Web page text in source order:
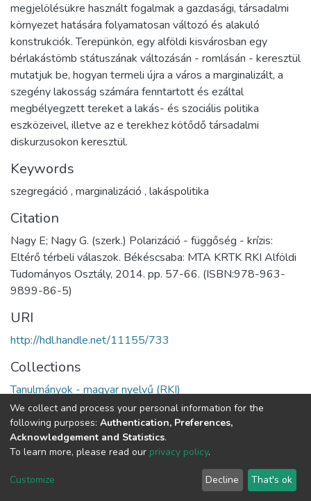
megjelölésükre használt fogalmak a gazdasági, társadalmi
környezet hatására folyamatosan változó és alakuló
konstrukciók. Terepünkön, egy alföldi kisvárosban egy
bérlakástömb státuszának változásán - romlásán - keresztül
mutatjuk be, hogyan termeli újra a város a marginalizált, a
szegény lakosság számára fenntartott és ezáltal
megbélyegzett tereket a lakás- és szociális politika
eszközeivel, illetve az e terekhez kötődő társadalmi
diskurzusokon keresztül.
Keywords
szegregáció , marginalizáció , lakáspolitika
Citation
Nagy E; Nagy G. (szerk.) Polarizáció - függőség - krízis:
Eltérő térbeli válaszok. Békéscsaba: MTA KRTK RKI Alföldi
Tudományos Osztály, 2014. pp. 57-66. (ISBN:978-963-
9899-86-5)
URI
http://hdl.handle.net/11155/733
Collections
Tanulmányok - magyar nyelvű (RKI)
Full item page
Cookie
End User
Agreement
Send
Feedback
We collect and process your personal information for the
following purposes: Authentication, Preferences,
Acknowledgement and Statistics.
To learn more, please read our privacy policy.
Customize Decline That's ok